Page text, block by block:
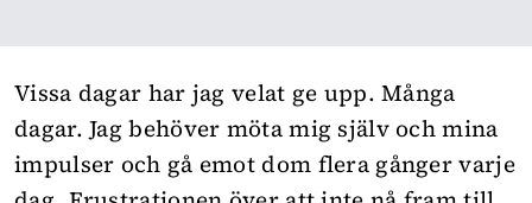
Vissa dagar har jag velat ge upp. Många
dagar. Jag behöver möta mig själv och mina
impulser och gå emot dom flera gånger varje